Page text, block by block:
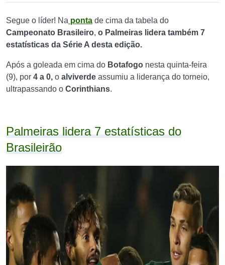
Segue o líder! Na ponta de cima da tabela do
Campeonato Brasileiro, o Palmeiras lidera também 7
estatísticas da Série A desta edição.
Após a goleada em cima do Botafogo nesta quinta-feira
(9), por 4 a 0, o alviverde assumiu a liderança do torneio,
ultrapassando o Corinthians.
Palmeiras lidera 7 estatísticas do
Brasileirão